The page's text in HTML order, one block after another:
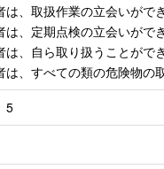
、取扱作業の立会いがで
、定期点検の立会いができ
、自ら取り扱うことがで
、すべての類の危険物の
5